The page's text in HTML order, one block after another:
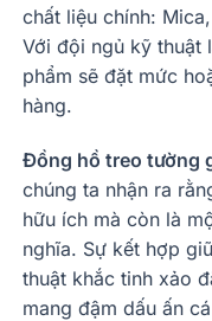
chất liệu chính:
Với đội ngủ kỹ thuật
phẩm sẽ đặt mức
hàng.
Đồng hồ treo tường
chúng ta nhận ra
hữu ích mà còn là
nghĩa. Sự kết hợp
thuật khắc tinh xảo
mang đậm dấu ấn